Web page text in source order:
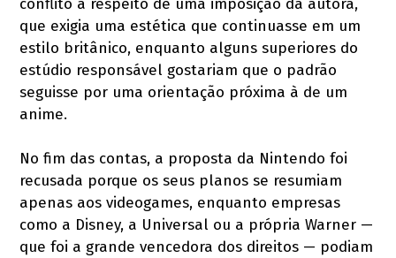
conflito a respeito de uma imposição da autora,
que exigia uma estética que continuasse em um
estilo britânico, enquanto alguns superiores do
estúdio responsável gostariam que o padrão
seguisse por uma orientação próxima à de um
anime.
No fim das contas, a proposta da Nintendo foi
recusada porque os seus planos se resumiam
apenas aos videogames, enquanto empresas
como a Disney, a Universal ou a própria Warner —
que foi a grande vencedora dos direitos — podiam